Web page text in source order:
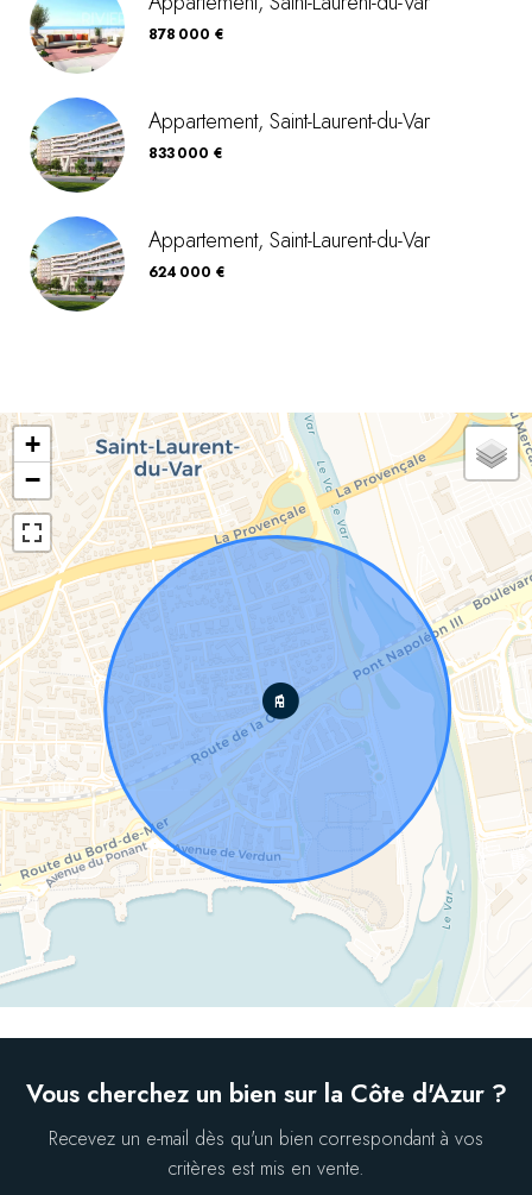
878 000 €
Appartement, Saint-Laurent-du-Var
833 000 €
Appartement, Saint-Laurent-du-Var
624 000 €
+
−
Vous cherchez un bien sur la Côte d'Azur ?
Recevez un e-mail dès qu'un bien correspondant à vos
critères est mis en vente.